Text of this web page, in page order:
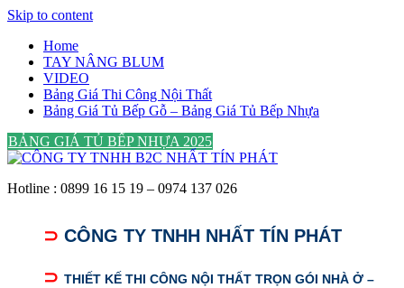
Skip to content
Home
TAY NÂNG BLUM
VIDEO
Bảng Giá Thi Công Nội Thất
Bảng Giá Tủ Bếp Gỗ – Bảng Giá Tủ Bếp Nhựa
BẢNG GIÁ TỦ BẾP NHỰA 2025
Hotline : 0899 16 15 19 – 0974 137 026
⊃ CÔNG TY TNHH NHẤT TÍN PHÁT
⊃ THIẾT KẾ THI CÔNG NỘI THẤT TRỌN GÓI NHÀ Ở –